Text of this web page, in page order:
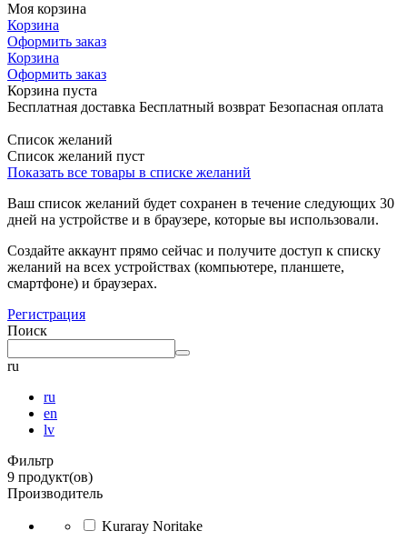
Моя корзина
Корзина
Оформить заказ
Корзина
Оформить заказ
Корзина пуста
Бесплатная доставка Бесплатный возврат Безопасная оплата
Список желаний
Список желаний пуст
Показать все товары в списке желаний
Ваш список желаний будет сохранен в течение следующих 30
дней на устройстве и в браузере, которые вы использовали.
Создайте аккаунт прямо сейчас и получите доступ к списку
желаний на всех устройствах (компьютере, планшете,
смартфоне) и браузерах.
Регистрация
Поиск
ru
ru
en
lv
Фильтр
9 продукт(ов)
Производитель
Kuraray Noritake